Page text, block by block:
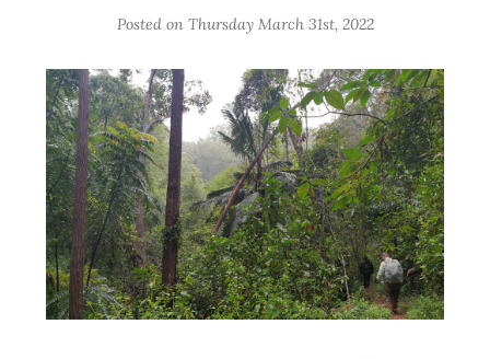
Posted on Thursday March 31st, 2022